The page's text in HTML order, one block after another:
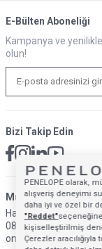
E-Bülten Aboneliği
Kampanya ve
olun!
Bizi Takip Edin
Müsteri Hizmetleri
Hafta İçi: 09:00 - 18:00
0850 640 1993
PENELOPE olarak,
alışveriş deneyimi
daha iyi ve özel bir
"Reddet"
kişiselleştirilmiş
Çerezler